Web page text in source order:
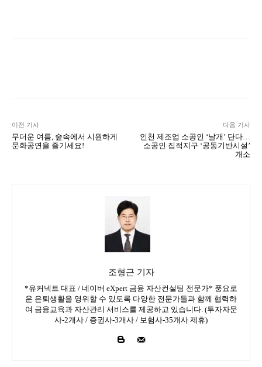
이전 기사
무더운 여름, 숲속에서 시원하게
문화공연을 즐기세요!
다음 기사
인천 제조업 소공인 ‘날개’ 단다…
소공인 집적지구 ‘공동기반시설’
개소
조형근 기자
*유커넥트 대표 / 네이버 eXpert 금융 자산컨설팅 전문가* 풍요로
운 은퇴생활을 영위할 수 있도록 다양한 전문가들과 함께 협력하
여 금융교육과 자산관리 서비스를 제공하고 있습니다. (투자자문
사-2개사 / 증권사-3개사 / 보험사-35개사 제휴)